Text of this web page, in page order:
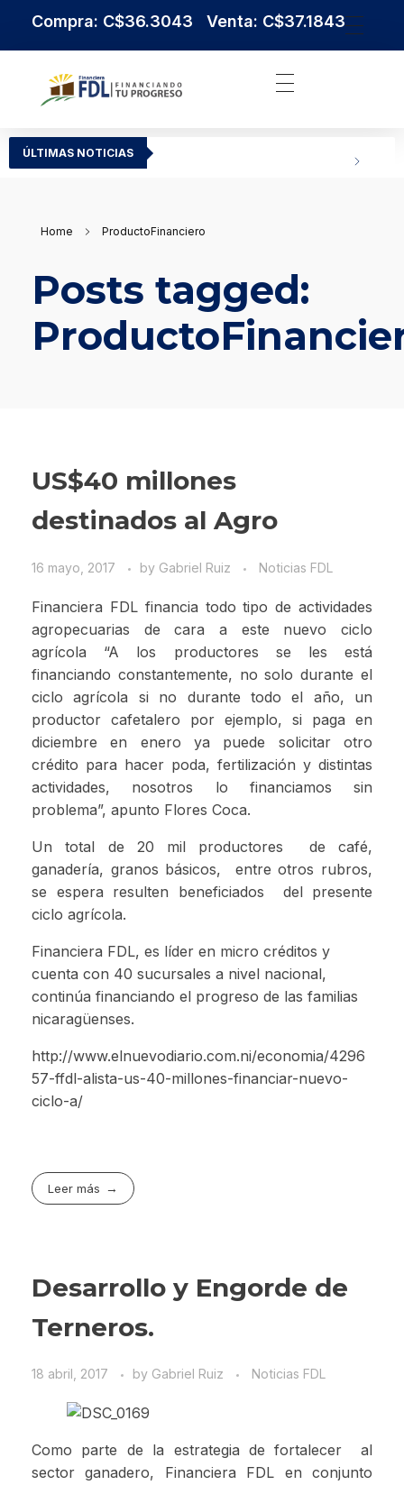
Compra: C$36.3043 Venta: C$37.1843
ÚLTIMAS NOTICIAS
Home ProductoFinanciero
Posts tagged:
US$40 millones
destinados al Agro
16 mayo, 2017 by Gabriel Ruiz Noticias FDL
Financiera FDL financia todo tipo de actividades
agropecuarias de cara a este nuevo ciclo
agrícola “A los productores se les está
financiando constantemente, no solo durante el
ciclo agrícola si no durante todo el año, un
productor cafetalero por ejemplo, si paga en
diciembre en enero ya puede solicitar otro
crédito para hacer poda, fertilización y distintas
actividades, nosotros lo financiamos sin
problema”, apunto Flores Coca.
Un total de 20 mil productores de café,
ganadería, granos básicos, entre otros rubros,
se espera resulten beneficiados del presente
ciclo agrícola.
Financiera FDL, es líder en micro créditos y
cuenta con 40 sucursales a nivel nacional,
continúa financiando el progreso de las familias
nicaragüenses.
http://www.elnuevodiario.com.ni/economia/4296
57-ffdl-alista-us-40-millones-financiar-nuevo-
ciclo-a/
Leer más
Desarrollo y Engorde de
Terneros.
18 abril, 2017 by Gabriel Ruiz Noticias FDL
Como parte de la estrategia de fortalecer al
sector ganadero, Financiera FDL en conjunto